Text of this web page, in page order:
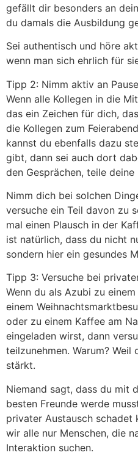
gefällt dir besonders an
du damals die Ausbildung
Sei authentisch und höre
wenn man sich ehrlich für
Tipp 2: Nimm aktiv an
Wenn alle Kollegen in die
das ein Zeichen für dich,
die Kollegen zum
kannst du ebenfalls dazu
gibt, dann sei auch dort
den Gesprächen, teile
Nimm dich bei solchen
versuche ein Teil davon zu
mal einen Plausch in der
ist natürlich, dass du nicht
sondern hier ein gesundes
Tipp 3: Versuche bei
Wenn du als Azubi zu
einem
oder zu einem Kaffee am
eingeladen wirst, dann
teilzunehmen. Warum? Weil
stärkt.
Niemand sagt, dass du mit
besten Freunde werde
privater Austausch schadet
wir alle nur Menschen, die
Interaktion suchen.